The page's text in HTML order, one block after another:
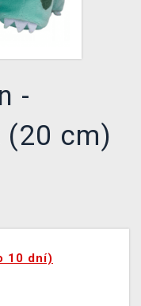
-
(20 cm)
10 dní)